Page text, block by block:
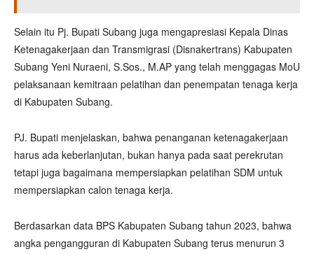
Selain itu Pj. Bupati Subang juga mengapresiasi Kepala Dinas
Ketenagakerjaan dan Transmigrasi (Disnakertrans) Kabupaten
Subang Yeni Nuraeni, S.Sos., M.AP yang telah menggagas MoU
pelaksanaan kemitraan pelatihan dan penempatan tenaga kerja
di Kabupaten Subang.
PJ. Bupati menjelaskan, bahwa penanganan ketenagakerjaan
harus ada keberlanjutan, bukan hanya pada saat perekrutan
tetapi juga bagaimana mempersiapkan pelatihan SDM untuk
mempersiapkan calon tenaga kerja.
Berdasarkan data BPS Kabupaten Subang tahun 2023, bahwa
angka pengangguran di Kabupaten Subang terus menurun 3